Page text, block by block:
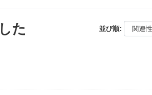
並び順
た